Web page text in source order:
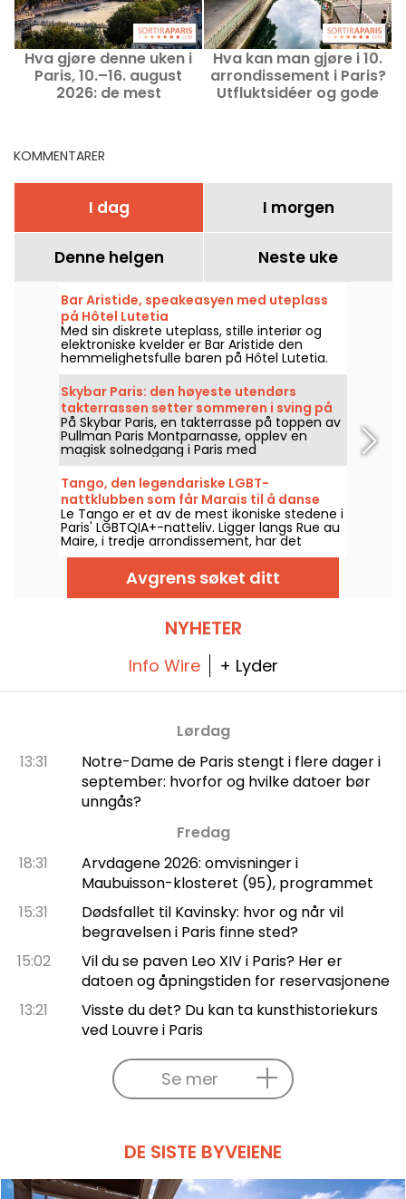
Hva gjøre denne uken i
Paris, 10.–16. august
2026: de mest
Hva kan man gjøre i 10.
arrondissement i Paris?
Utfluktsidéer og gode
KOMMENTARER
I dag I morgen
Denne helgen Neste uke
Bar Aristide, speakeasyen med uteplass
på Hôtel Lutetia
Med sin diskrete uteplass, stille interiør og
elektroniske kvelder er Bar Aristide den
hemmelighetsfulle baren på Hôtel Lutetia.
Skybar Paris: den høyeste utendørs
takterrassen setter sommeren i sving på
hele 115 meters høyde
På Skybar Paris, en takterrasse på toppen av
Pullman Paris Montparnasse, opplev en
magisk solnedgang i Paris med
panoramautsikt over Eiffeltårnet og byens
vakreste landemerker, mellom cocktails,
afterwork og festkvelder.
Tango, den legendariske LGBT-
nattklubben som får Marais til å danse
Le Tango er et av de mest ikoniske stedene i
Paris' LGBTQIA+-natteliv. Ligger langs Rue au
Maire, i tredje arrondissement, har det
historiske dansegulvet i Marais gjennomgått
epoker, fra folkelige bals til queer-kultur, før
det våknet til live igjen etter en nedleggelse
som hadde bekymret de trofaste.
Avgrens søket ditt
NYHETER
Info Wire + Lyder
Lørdag
13:31
Notre-Dame de Paris stengt i flere dager i
september: hvorfor og hvilke datoer bør
unngås?
Fredag
18:31
Arvdagene 2026: omvisninger i
Maubuisson-klosteret (95), programmet
15:31
Dødsfallet til Kavinsky: hvor og når vil
begravelsen i Paris finne sted?
15:02
Vil du se paven Leo XIV i Paris? Her er
datoen og åpningstiden for reservasjonene
13:21
Visste du det? Du kan ta kunsthistoriekurs
ved Louvre i Paris
Se mer
DE SISTE BYVEIENE